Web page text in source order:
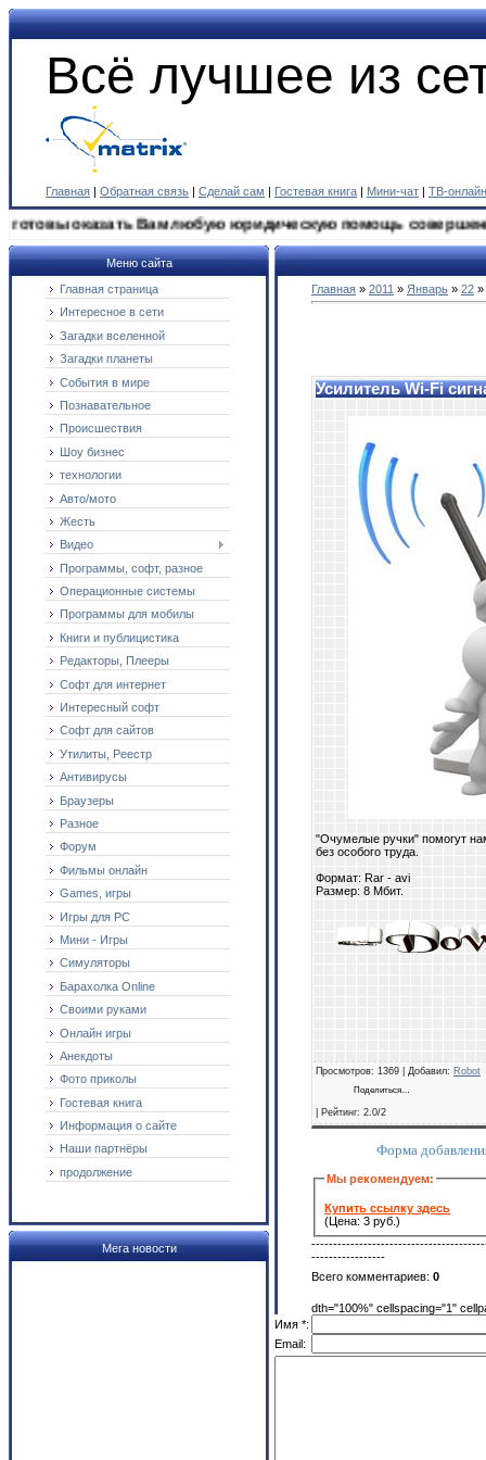
Всё лучшее из
Главная | Обратная связь | Сделай сам | Гостевая книга | Мини-чат | ТВ-онлайн
оказать Вам любую юридическую помощь совершенно
Меню сайта
Главная страница
Интересное в сети
Загадки вселенной
Загадки планеты
События в мире
Познавательное
Происшествия
Шоу бизнес
технологии
Авто/мото
Жесть
Видео
Программы, софт, разное
Операционные системы
Программы для мобилы
Книги и публицистика
Редакторы, Плееры
Софт для интернет
Интересный софт
Софт для сайтов
Утилиты, Реестр
Антивирусы
Браузеры
Разное
Форум
Фильмы онлайн
Games, игры
Игры для PC
Мини - Игры
Симуляторы
Барахолка Online
Своими руками
Онлайн игры
Анекдоты
Фото приколы
Гостевая книга
Информация о сайте
Наши партнёры
продолжение
Мега новости
Главная » 2011 » Январь » 22 »
Усилитель Wi-Fi
"Очумелые ручки" помогут
без особого труда.
Формат: Rar - avi
Размер: 8 Мбит.
Просмотров: 1369 | Добавил: Robot
Поделиться…
Рейтинг: 2.0/2
Форма
Мы рекомендуем:
Купить ссылку здесь
(Цена: 3 руб.)
-----------------
Всего комментариев: 0
dth="100%" cellspacing="1"
Имя *:
Email: